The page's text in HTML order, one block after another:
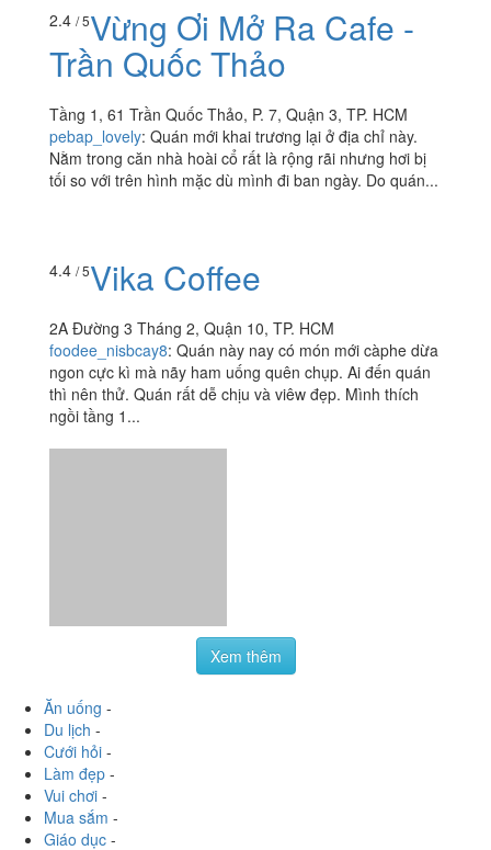
2.4 / 5Vừng Ơi Mở Ra Cafe -
Trần Quốc Thảo
Tầng 1, 61 Trần Quốc Thảo, P. 7, Quận 3, TP. HCM
pebap_lovely: Quán mới khai trương lại ở địa chỉ này.
Nằm trong căn nhà hoài cổ rất là rộng rãi nhưng hơi bị
tối so với trên hình mặc dù mình đi ban ngày. Do quán...
4.4 / 5Vika Coffee
2A Đường 3 Tháng 2, Quận 10, TP. HCM
foodee_nisbcay8: Quán này nay có món mới càphe dừa
ngon cực kì mà nãy ham uống quên chụp. Ai đến quán
thì nên thử. Quán rất dễ chịu và viêw đẹp. Mình thích
ngồi tầng 1...
Xem thêm
Ăn uống -
Du lịch -
Cưới hỏi -
Làm đẹp -
Vui chơi -
Mua sắm -
Giáo dục -